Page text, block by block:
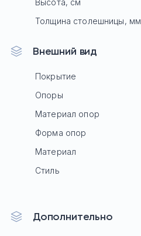
Толщина столешницы, мм
Внешний вид
Покрытие
Опоры
Материал опор
Форма опор
Материал
Стиль
Дополнительно